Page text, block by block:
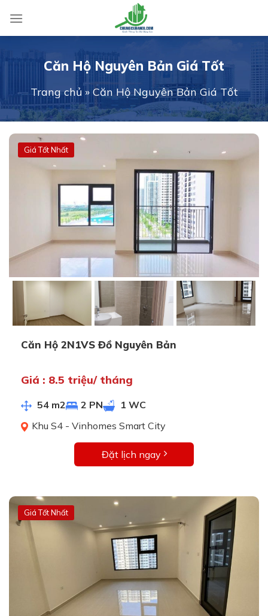
content
Căn Hộ Nguyên Bản Giá Tốt
Trang chủ » Căn Hộ Nguyên Bản Giá Tốt
Giá Tốt Nhất
Căn Hộ 2N1VS Đồ Nguyên Bản
Giá : 8.5 triệu/ tháng
54 m2 2 PN
1 WC
Khu S4 - Vinhomes Smart City
Đặt lịch ngay
Giá Tốt Nhất